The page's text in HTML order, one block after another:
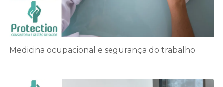
Medicina ocupacional e segurança do trabalho